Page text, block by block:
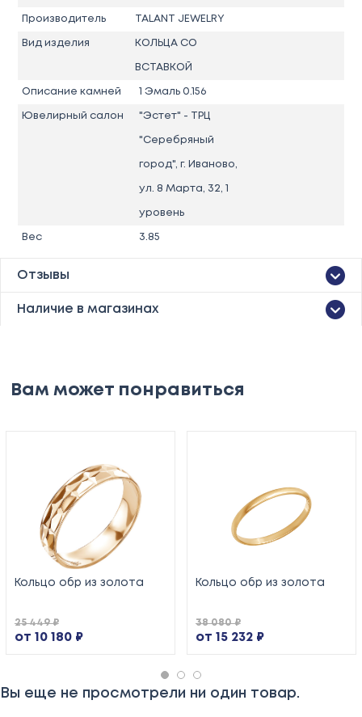
Производитель TALANT JEWELRY
Вид изделия КОЛЬЦА СО
ВСТАВКОЙ
Описание камней 1 Эмаль 0.156
Ювелирный салон "Эстет" - ТРЦ
"Серебряный
город", г. Иваново,
ул. 8 Марта, 32, 1
уровень
Вес 3.85
Отзывы
Наличие в магазинах
Вам может понравиться
Кольцо обр из золота
от 10 180 ₽
25 449 ₽
Кольцо обр из золота
от 15 232 ₽
38 080 ₽
Вы еще не просмотрели ни один товар.